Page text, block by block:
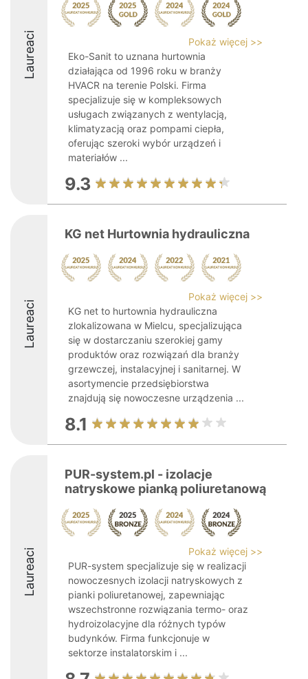
Laureaci
Pokaż więcej >>
Eko-Sanit to uznana hurtownia
działająca od 1996 roku w branży
HVACR na terenie Polski. Firma
specjalizuje się w kompleksowych
usługach związanych z wentylacją,
klimatyzacją oraz pompami ciepła,
oferując szeroki wybór urządzeń i
materiałów ...
9.3
Laureaci
KG net Hurtownia hydrauliczna
Pokaż więcej >>
KG net to hurtownia hydrauliczna
zlokalizowana w Mielcu, specjalizująca
się w dostarczaniu szerokiej gamy
produktów oraz rozwiązań dla branży
grzewczej, instalacyjnej i sanitarnej. W
asortymencie przedsiębiorstwa
znajdują się nowoczesne urządzenia ...
8.1
Laureaci
PUR-system.pl - izolacje
natryskowe pianką poliuretanową
Pokaż więcej >>
PUR-system specjalizuje się w realizacji
nowoczesnych izolacji natryskowych z
pianki poliuretanowej, zapewniając
wszechstronne rozwiązania termo- oraz
hydroizolacyjne dla różnych typów
budynków. Firma funkcjonuje w
sektorze instalatorskim i ...